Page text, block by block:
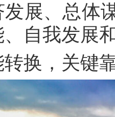
展、总体
自我发展
换，关键